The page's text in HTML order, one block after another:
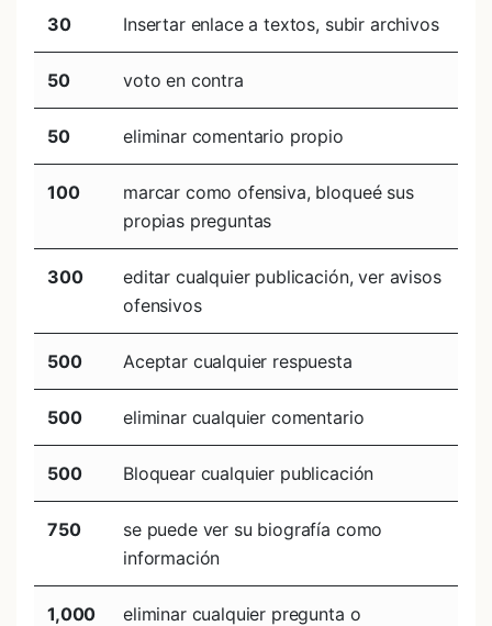
30 Insertar enlace a textos, subir archivos
50 voto en contra
50 eliminar comentario propio
100
marcar como ofensiva, bloqueé sus
propias preguntas
300
editar cualquier publicación, ver avisos
ofensivos
500 Aceptar cualquier respuesta
500 eliminar cualquier comentario
500 Bloquear cualquier publicación
750
se puede ver su biografía como
información
1,000
eliminar cualquier pregunta o